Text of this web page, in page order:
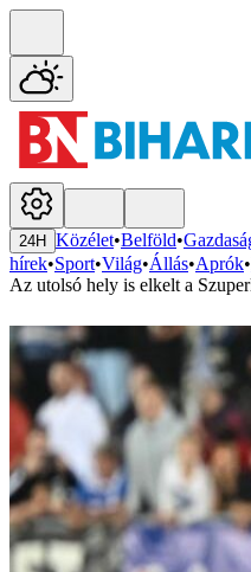
24H Közélet•Belföld•
hírek•Sport•Világ•Állás•Aprók•
Az utolsó hely is elkelt a